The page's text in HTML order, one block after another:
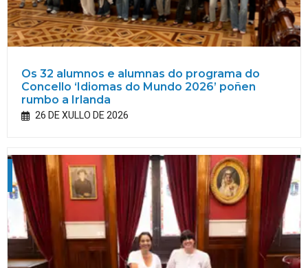
Os 32 alumnos e alumnas do programa do
Concello ‘Idiomas do Mundo 2026’ poñen
rumbo a Irlanda
26 DE XULLO DE 2026